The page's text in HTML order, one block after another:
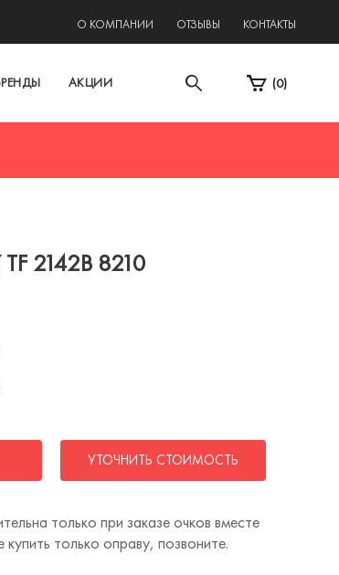
О КОМПАНИИ ОТЗЫВЫ КОНТАКТЫ
АКЦИИ (0)
2142B 8210
УТОЧНИТЬ СТОИМОСТЬ
только при заказе очков вместе
купить только оправу, позвоните.